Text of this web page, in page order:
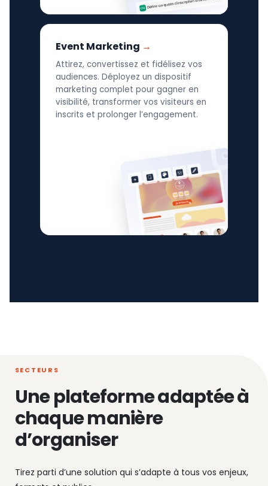
Event Marketing
Attirez, convertissez et fidélisez vos
audiences. Déployez un dispositif
marketing complet pour gagner en
visibilité, transformer vos visiteurs en
inscrits et prolonger l’engagement.
SECTEURS
Une plateforme adaptée à
chaque manière
d’organiser
Tirez parti d’une solution qui s’adapte à tous vos enjeux,